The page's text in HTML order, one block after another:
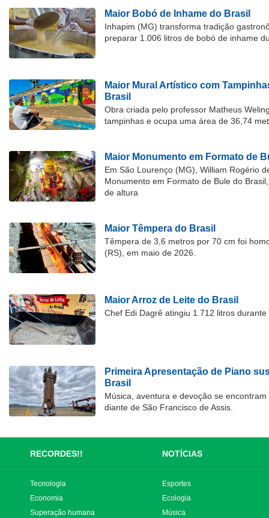
Maior Bobó de Inhame do Brasil
Inhapim (MG) transforma tradição
preparar 1.006 litros de bobó de inhame
Maior Mural Artístico com
Brasil
Obra criada pelo professor Matheus
tampinhas e ocupa uma área de 36,74
Maior Monumento em Formato de
Em São Lourenço (MG), William Rogério
Monumento em Formato de Bule do
de altura
Maior Têmpera do Brasil
Têmpera de 3,6 metros por 70 cm foi
(RS), em maio de 2026.
Maior Arroz de Leite do Brasil
Chef Edi Dagrê atingiu 1.712 litros
Primeira Apresentação de Piano
Brasil
Música, aventura e devoção se
diante de São Francisco de Assis.
RECORDES!! NOTÍCIAS
Tecnologia
Economia
Superação humana
Esportes
Ecologia
Música